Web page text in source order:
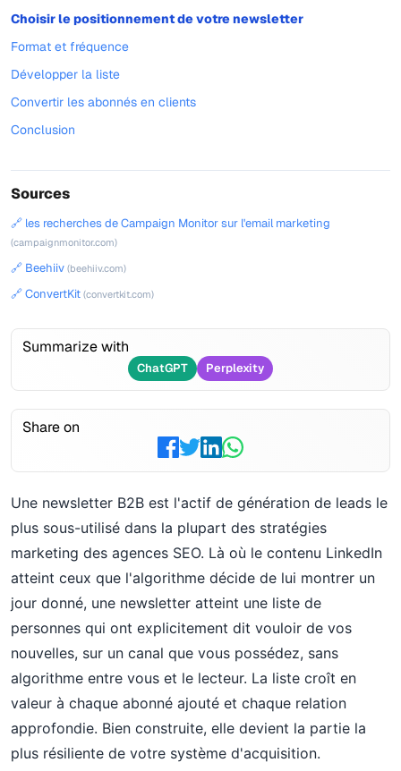
Choisir le positionnement de votre newsletter
Format et fréquence
Développer la liste
Convertir les abonnés en clients
Conclusion
Sources
🔗 les recherches de Campaign Monitor sur l'email marketing
(campaignmonitor.com)
🔗 Beehiiv (beehiiv.com)
🔗 ConvertKit (convertkit.com)
Summarize with
ChatGPT Perplexity
Share on
Une newsletter B2B est l'actif de génération de leads le
plus sous-utilisé dans la plupart des stratégies
marketing des agences SEO. Là où le contenu LinkedIn
atteint ceux que l'algorithme décide de lui montrer un
jour donné, une newsletter atteint une liste de
personnes qui ont explicitement dit vouloir de vos
nouvelles, sur un canal que vous possédez, sans
algorithme entre vous et le lecteur. La liste croît en
valeur à chaque abonné ajouté et chaque relation
approfondie. Bien construite, elle devient la partie la
plus résiliente de votre système d'acquisition.